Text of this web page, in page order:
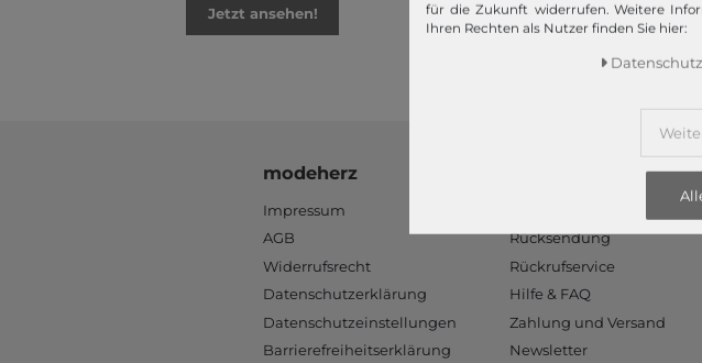
Jetzt ansehen!
modeherz
Impressum
AGB
Widerrufsrecht
Datenschutzerklärung
Datenschutzeinstellungen
Barrierefreiheitserklärung
Rücksendung
Rückrufservice
Hilfe & FAQ
Zahlung und Versand
Newsletter
für die Zukunft widerrufen. Weitere
Ihren Rechten als Nutzer finden Sie hier: